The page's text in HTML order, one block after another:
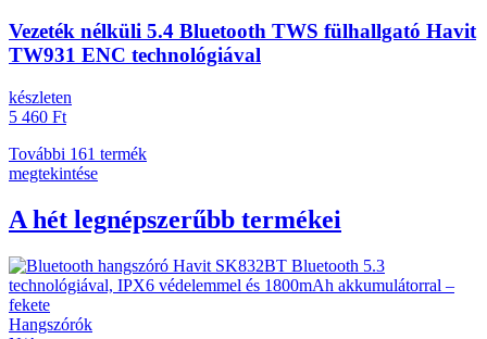
Vezeték nélküli 5.4 Bluetooth TWS fülhallgató Havit
TW931 ENC technológiával
készleten
5 460 Ft
További 161 termék
megtekintése
A hét legnépszerűbb termékei
Hangszórók